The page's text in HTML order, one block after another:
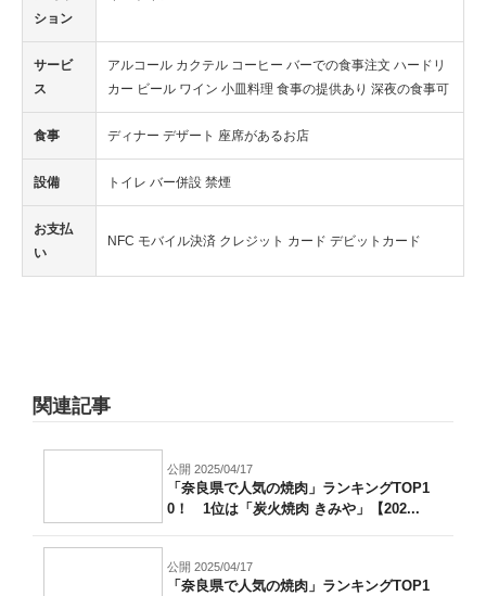
ション
サービ
ス
アルコール カクテル コーヒー バーでの食事注文 ハードリ
カー ビール ワイン 小皿料理 食事の提供あり 深夜の食事可
食事 ディナー デザート 座席があるお店
設備 トイレ バー併設 禁煙
お支払
い
NFC モバイル決済 クレジット カード デビットカード
関連記事
公開 2025/04/17
「奈良県で人気の焼肉」ランキングTOP1
0！ 1位は「炭火焼肉 きみや」【202...
公開 2025/04/17
「奈良県で人気の焼肉」ランキングTOP1